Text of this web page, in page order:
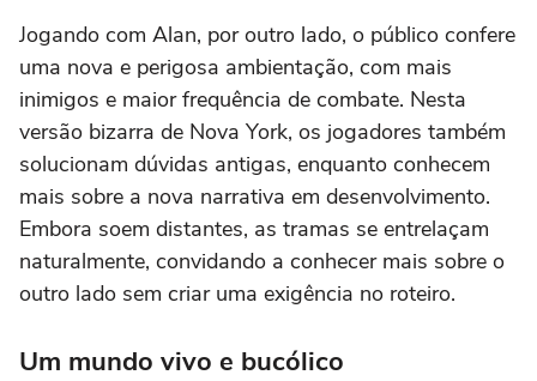
Jogando com Alan, por outro lado, o público confere
uma nova e perigosa ambientação, com mais
inimigos e maior frequência de combate. Nesta
versão bizarra de Nova York, os jogadores também
solucionam dúvidas antigas, enquanto conhecem
mais sobre a nova narrativa em desenvolvimento.
Embora soem distantes, as tramas se entrelaçam
naturalmente, convidando a conhecer mais sobre o
outro lado sem criar uma exigência no roteiro.
Um mundo vivo e bucólico